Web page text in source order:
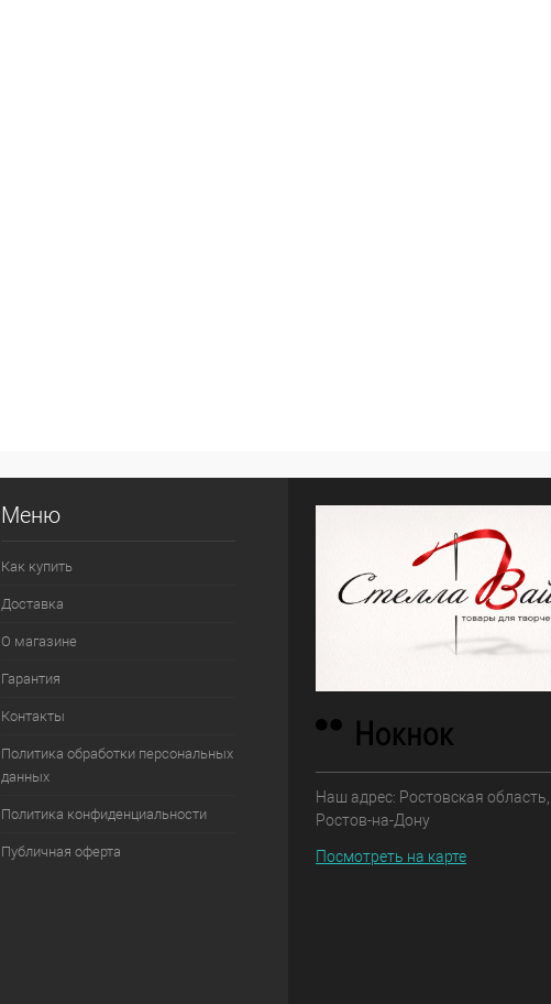
Меню
Как купить
Доставка
О магазине
Гарантия
Контакты
Политика обработки персональных
данных
Политика конфиденциальности
Публичная оферта
Наш адрес: Ростовская область,
Ростов-на-Дону
Посмотреть на карте